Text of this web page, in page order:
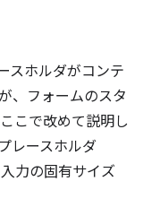
スホルダがコンテ
、フォームのスタ
こで改めて説明し
レースホルダ
力の固有サイズ